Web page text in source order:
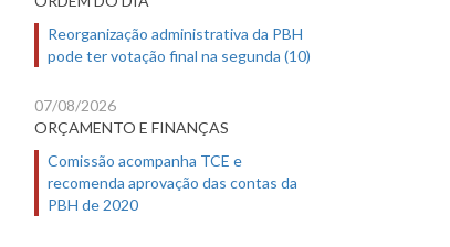
Reorganização administrativa da PBH
pode ter votação final na segunda (10)
07/08/2026
ORÇAMENTO E FINANÇAS
Comissão acompanha TCE e
recomenda aprovação das contas da
PBH de 2020